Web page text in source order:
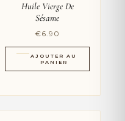
Huile Vierge De
Sésame
€6.90
AJOUTER AU
PANIER